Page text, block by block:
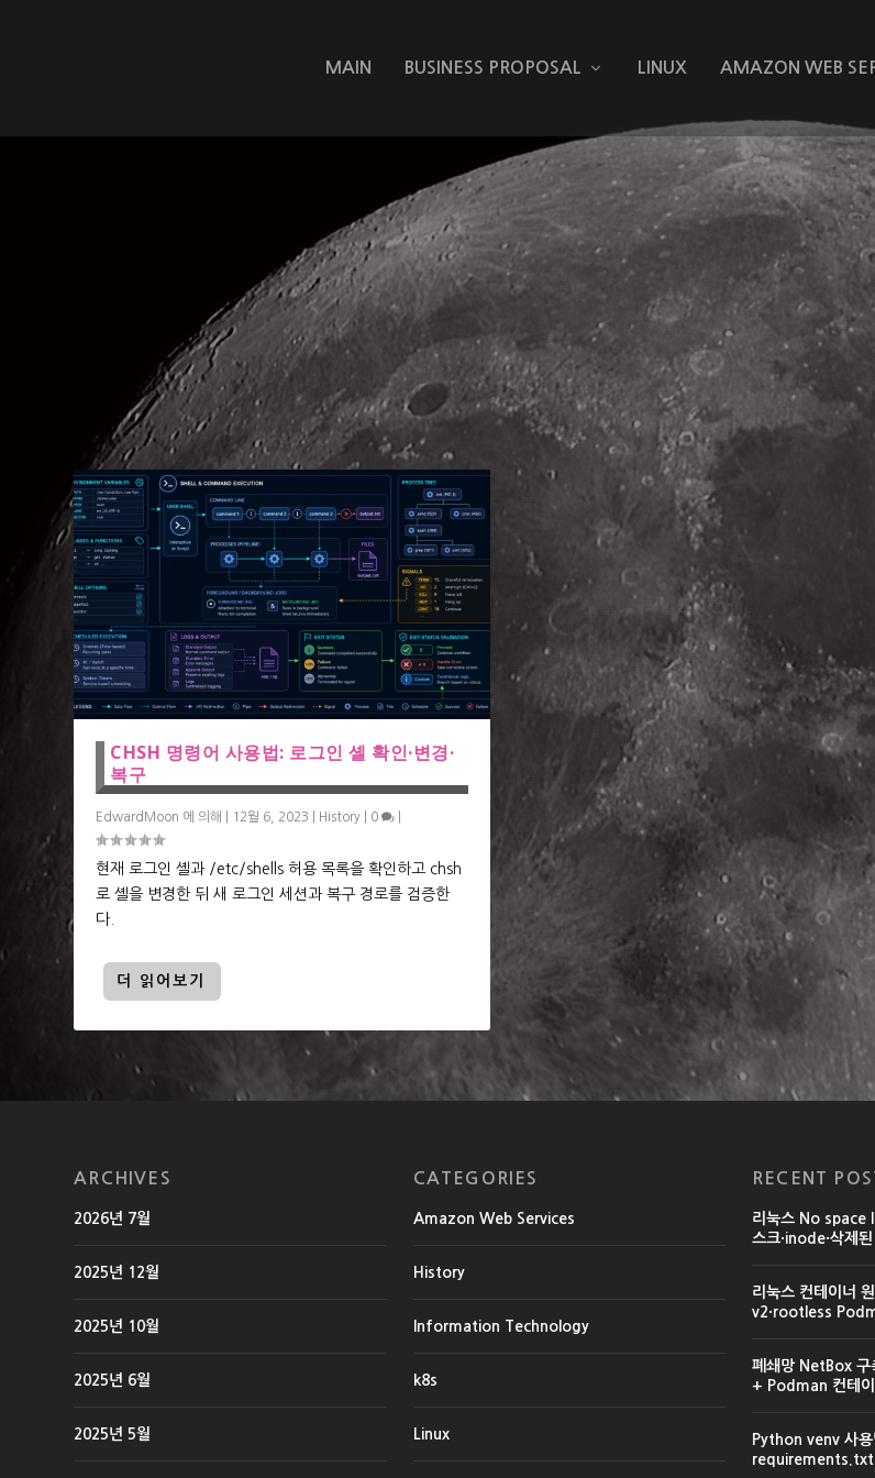
MAIN BUSINESS PROPOSAL LINUX AMAZON WEB
CHSH 명령어 사용법: 로그인 셸 확인·변경·
복구
EdwardMoon 에 의해 | 12월 6, 2023 History 0
현재 로그인 셸과 /etc/shells 허용 목록을 확인하고 chsh
로 셸을 변경한 뒤 새 로그인 세션과 복구 경로를 검증한
다.
더 읽어보기
ARCHIVES
2026년 7월
2025년 12월
2025년 10월
2025년 6월
2025년 5월
CATEGORIES
Amazon Web Services
History
Information Technology
k8s
Linux
RECENT
리눅스 No space
스크·inode·삭제
리눅스 컨테이너
v2·rootless
폐쇄망 NetBox
+ Podman 컨테
Python venv 사용
requirements.txt·